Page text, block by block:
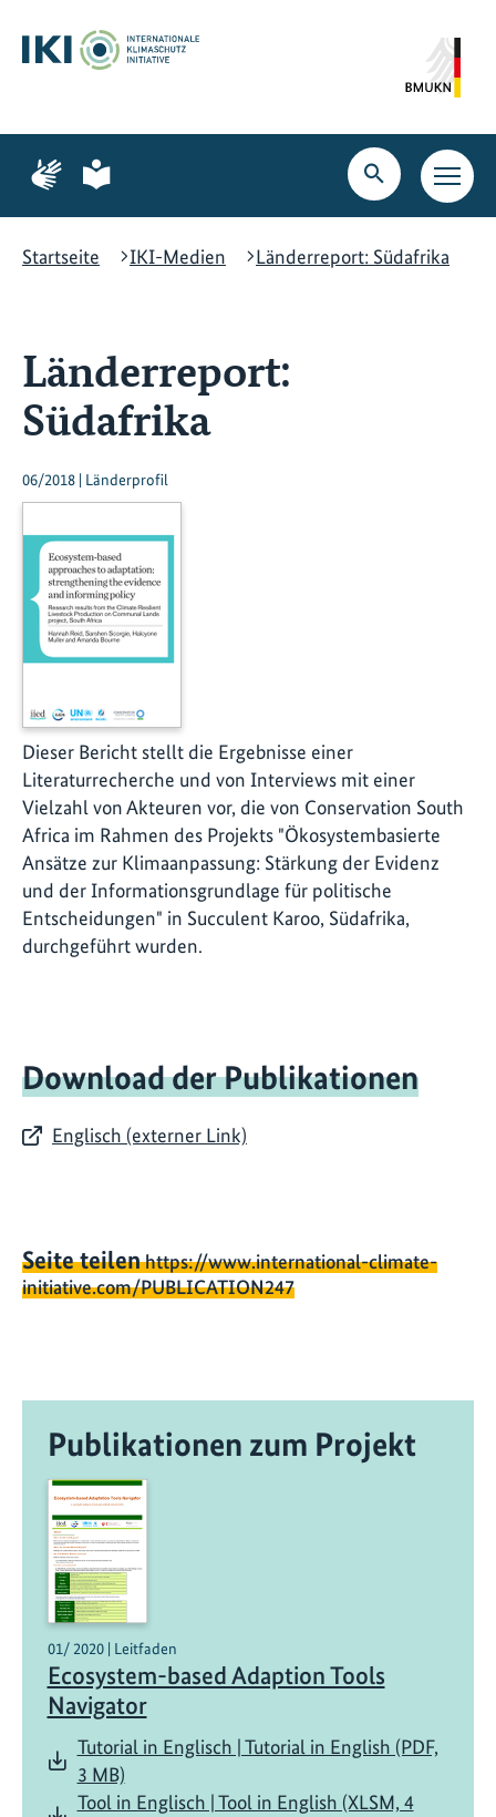
Hauptinhalt
springen
Suche
springen
Hauptnavigation
springen
Zur
Seite
Gebärdensprache
Zur
Seite
leichte
Suche
öffnen
Startseite
IKI-Medien Länderreport: Südafrika
Länderreport:
Südafrika
06/2018 | Länderprofil
Dieser Bericht stellt die Ergebnisse einer
Literaturrecherche und von Interviews mit einer
Vielzahl von Akteuren vor, die von Conservation South
Africa im Rahmen des Projekts "Ökosystembasierte
Ansätze zur Klimaanpassung: Stärkung der Evidenz
und der Informationsgrundlage für politische
Entscheidungen" in Succulent Karoo, Südafrika,
durchgeführt wurden.
Download der Publikationen
Englisch (externer Link)
Seite teilenhttps://www.international-climate-
initiative.com/PUBLICATION247
Publikationen zum Projekt
01/ 2020 | Leitfaden
Ecosystem-based Adaption Tools
Navigator
Tutorial in Englisch | Tutorial in English (PDF,
3 MB)
Tool in Englisch | Tool in English (XLSM, 4